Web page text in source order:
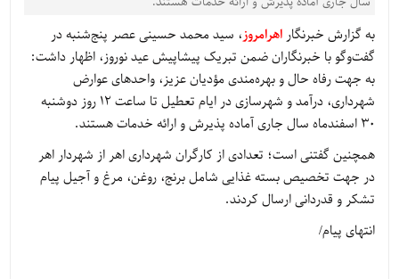
به گزارش خبرنگاراهرامروز، سید محمد حسینی عصر پنج‌شنبه در
گفت‌وگو با خبرنگاران ضمن تبریک پیشاپیش عید نوروز، اظهار داشت:
به جهت رفاه حال و بهره‌مندی مؤدیان عزیز، واحدهای عوارض
شهرداری، درآمد و شهرسازی در ایام تعطیل تا ساعت ۱۲ روز دوشنبه
۳۰ اسفندماه سال جاری آماده پذیرش و ارائه خدمات هستند.
همچنین گفتنی است؛ تعدادی از کارگران شهرداری اهر از شهردار اهر
در جهت تخصیص بسته غذایی شامل برنج، روغن، مرغ و آجیل پیام
تشکر و قدردانی ارسال کردند.
انتهای پیام/